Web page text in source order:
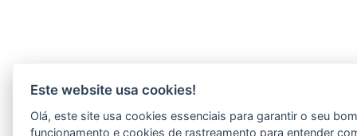
Este website usa cookies!
Olá, este site usa cookies essenciais para garantir o seu
funcionamento e cookies de rastreamento para entender